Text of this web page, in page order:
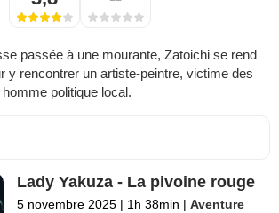
passée à une mourante, Zatoichi se rend
y rencontrer un artiste-peintre, victime des
politique local.
Lady Yakuza - La pivoine rouge
5 novembre 2025 | 1h 38min | Aventure